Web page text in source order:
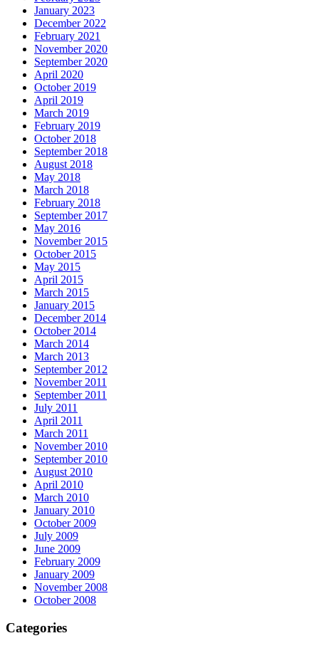
January 2023
December 2022
February 2021
November 2020
September 2020
April 2020
October 2019
April 2019
March 2019
February 2019
October 2018
September 2018
August 2018
May 2018
March 2018
February 2018
September 2017
May 2016
November 2015
October 2015
May 2015
April 2015
March 2015
January 2015
December 2014
October 2014
March 2014
March 2013
September 2012
November 2011
September 2011
July 2011
April 2011
March 2011
November 2010
September 2010
August 2010
April 2010
March 2010
January 2010
October 2009
July 2009
June 2009
February 2009
January 2009
November 2008
October 2008
Categories